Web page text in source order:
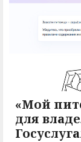
«Мой
для